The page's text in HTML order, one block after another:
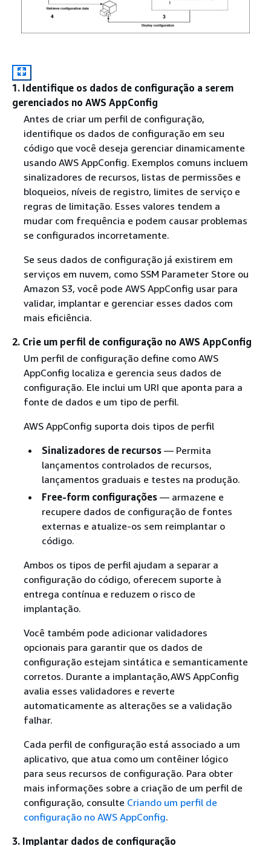
1. Identifique os dados de configuração a serem
gerenciados no AWS AppConfig
Antes de criar um perfil de configuração,
identifique os dados de configuração em seu
código que você deseja gerenciar dinamicamente
usando AWS AppConfig. Exemplos comuns incluem
sinalizadores de recursos, listas de permissões e
bloqueios, níveis de registro, limites de serviço e
regras de limitação. Esses valores tendem a
mudar com frequência e podem causar problemas
se configurados incorretamente.
Se seus dados de configuração já existirem em
serviços em nuvem, como SSM Parameter Store ou
Amazon S3, você pode AWS AppConfig usar para
validar, implantar e gerenciar esses dados com
mais eficiência.
2. Crie um perfil de configuração no AWS AppConfig
Um perfil de configuração define como AWS
AppConfig localiza e gerencia seus dados de
configuração. Ele inclui um URI que aponta para a
fonte de dados e um tipo de perfil.
AWS AppConfig suporta dois tipos de perfil
Sinalizadores de recursos— Permita
lançamentos controlados de recursos,
lançamentos graduais e testes na produção.
Free-form configurações— armazene e
recupere dados de configuração de fontes
externas e atualize-os sem reimplantar o
código.
Ambos os tipos de perfil ajudam a separar a
configuração do código, oferecem suporte à
entrega contínua e reduzem o risco de
implantação.
Você também pode adicionar validadores
opcionais para garantir que os dados de
configuração estejam sintática e semanticamente
corretos. Durante a implantação,AWS AppConfig
avalia esses validadores e reverte
automaticamente as alterações se a validação
falhar.
Cada perfil de configuração está associado a um
aplicativo, que atua como um contêiner lógico
para seus recursos de configuração. Para obter
mais informações sobre a criação de um perfil de
configuração, consulte Criando um perfil de
configuração no AWS AppConfig.
3. Implantar dados de configuração